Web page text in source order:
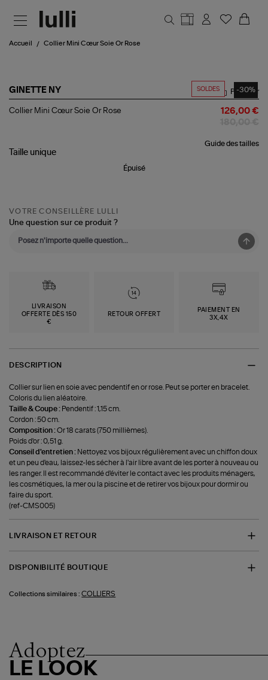
Accueil Collier Mini Cœur Soie Or Rose
SOLDES -30%
GINETTE NY
Collier
Or
Rose
Partager
Collier Mini Cœur Soie Or Rose 126,00 €
Guide des tailles
Taille unique
Épuisé
VOTRE CONSEILLÈRE LULLI
Une question sur ce produit ?
LIVRAISON
OFFERTE DÈS 150
€
RETOUR OFFERT
PAIEMENT EN
3X,4X
DESCRIPTION
Collier sur lien en soie avec pendentif en or rose. Peut se porter en bracelet.
Coloris du lien aléatoire.
Taille & Coupe : Pendentif : 1,15 cm.
Cordon : 50 cm.
Composition :Or 18 carats (750 millièmes).
Poids d'or : 0,51 g.
Conseil d'entretien : Nettoyez vos bijoux régulièrement avec un chiffon doux
et un peu d'eau, laissez-les sécher à l'air libre avant de les porter à nouveau ou
les ranger. Il est recommandé d'éviter le contact avec les produits ménagers,
les cosmétiques, la mer ou la piscine et de retirer vos bijoux pour dormir ou
faire du sport.
(ref-CMS005)
LIVRAISON ET RETOUR
DISPONIBILITÉ BOUTIQUE
Collections similaires : COLLIERS
Adoptez
LE LOOK